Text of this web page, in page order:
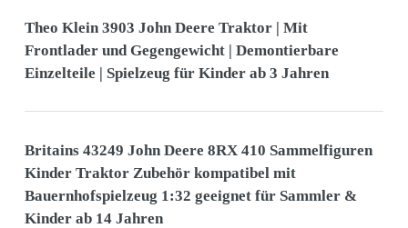
Theo Klein 3903 John Deere Traktor | Mit
Frontlader und Gegengewicht | Demontierbare
Einzelteile | Spielzeug für Kinder ab 3 Jahren
Britains 43249 John Deere 8RX 410 Sammelfiguren
Kinder Traktor Zubehör kompatibel mit
Bauernhofspielzeug 1:32 geeignet für Sammler &
Kinder ab 14 Jahren